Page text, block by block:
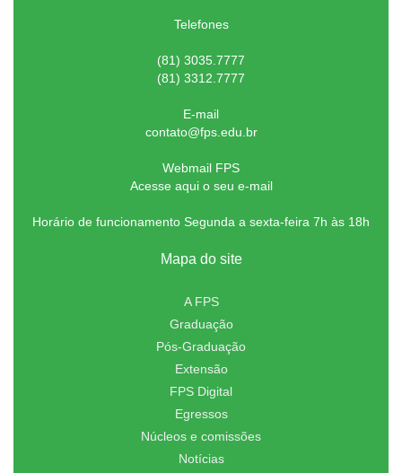
Telefones
(81) 3035.7777
(81) 3312.7777
E-mail
contato@fps.edu.br
Webmail FPS
Acesse aqui o seu e-mail
Horário de funcionamento Segunda a sexta-feira 7h às 18h
Mapa do site
A FPS
Graduação
Pós-Graduação
Extensão
FPS Digital
Egressos
Núcleos e comissões
Notícias